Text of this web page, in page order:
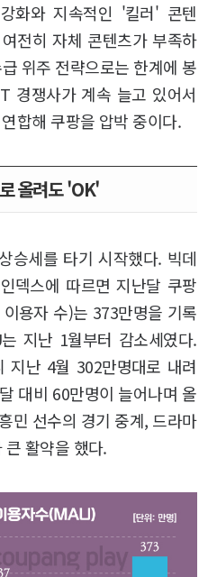
화와 지속적인 '킬러' 콘텐
전히 자체 콘텐츠가 부족하
위주 전략으로는 한계에 봉
경쟁사가 계속 늘고 있어서
합해 쿠팡을 압박 중이다.
올려도 'OK'
승세를 타기 시작했다. 빅데
덱스에 따르면 지난달 쿠팡
용자 수)는 373만명을 기록
지난 1월부터 감소세였다.
지난 4월 302만명대로 내려
대비 60만명이 늘어나며 올
민 선수의 경기 중계, 드라마
활약을 했다.